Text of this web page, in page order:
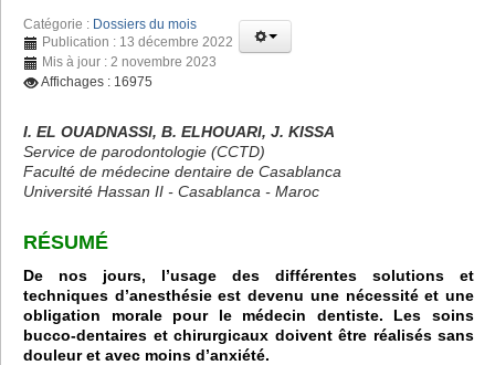
Catégorie : Dossiers du mois
Publication : 13 décembre 2022
Mis à jour : 2 novembre 2023
Affichages : 16975
I. EL OUADNASSI, B. ELHOUARI, J. KISSA
Service de parodontologie (CCTD)
Faculté de médecine dentaire de Casablanca
Université Hassan II - Casablanca - Maroc
RÉSUMÉ
De nos jours, l’usage des différentes solutions et
techniques d’anesthésie est devenu une nécessité et une
obligation morale pour le médecin dentiste. Les soins
bucco-dentaires et chirurgicaux doivent être réalisés sans
douleur et avec moins d’anxiété.